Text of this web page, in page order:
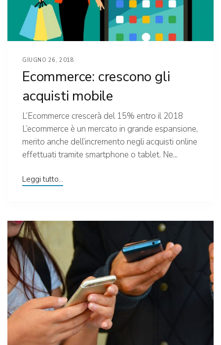
GIUGNO 26, 2018
Ecommerce: crescono gli
acquisti mobile
L’Ecommerce crescerà del 15% entro il 2018
L’ecommerce è un mercato in grande espansione,
merito anche dell’incremento negli acquisti online
effettuati tramite smartphone o tablet. Ne...
Leggi tutto...